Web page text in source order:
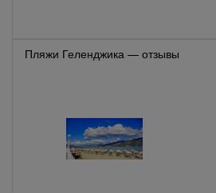
Пляжи Геленджика — отзывы